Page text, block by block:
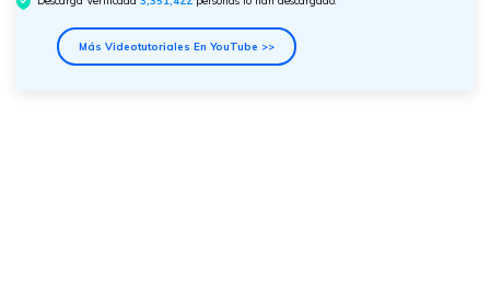
Más Videotutoriales En YouTube >>